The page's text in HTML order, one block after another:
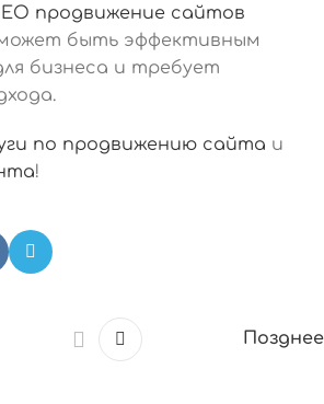
продвижение сайтов
быть эффективным
бизнеса и требует
по продвижению сайта и
!
Позднее